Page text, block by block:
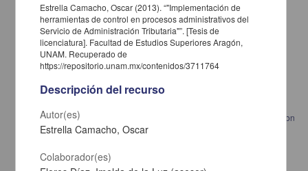
Funciones de confiabiilidad para diseño sísmico de edificios esbeltos con
sistemas estructurales duales
2013
Ingenierías
Estrella Camacho, Oscar (2013). “"Implementación de
herramientas de control en procesos administrativos del
Servicio de Administración Tributaria"”. [Tesis de
licenciatura]. Facultad de Estudios Superiores Aragón,
UNAM. Recuperado de
https://repositorio.unam.mx/contenidos/3711764
Descripción del recurso
Autor(es)
Estrella Camacho, Oscar
Colaborador(es)